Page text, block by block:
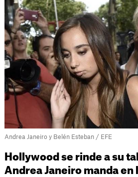
Andrea Janeiro y Belén Esteban / EFE
Hollywood se rinde a su
Andrea Janeiro manda en